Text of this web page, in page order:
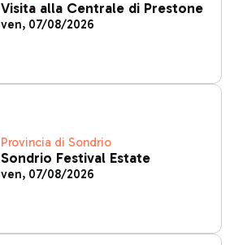
Visita alla Centrale di Prestone
ven, 07/08/2026
Provincia di Sondrio
Sondrio Festival Estate
ven, 07/08/2026